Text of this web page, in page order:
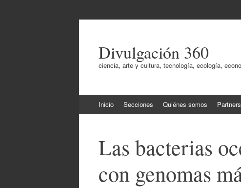
Divulgación 360
ciencia, arte y cultura, tecnología, ecología,
al
Inicio Secciones Quiénes somos Partners
Las bacterias
con genomas